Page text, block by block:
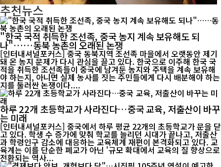
추천뉴스
"한국 국적 취득한 조선족, 중국 농지 계속 보유해도 되
나"……동북 농촌의 오래된 논쟁
[인터내셔널포커스] 중국 동북지역 조선족 마을에서 오랫동안 제기
돼 온 농지 문제가 다시 관심을 끌고 있다. 한국으로 이주해 한국 국
적을 취득한 조선족들이 중국에 남겨둔 농지와 주택을 계속 보유해
야 하는지, 아니면 실제 농사를 짓는 주민들에게 다시 배분해야 하는
지를 둘러싼 논쟁이다....
하루 22개 초등학교가 사라진다…중국 교육, 저출산이 바꾸
는 미래
[인터내셔널포커스] 중국에서 하루 평균 22개의 초등학교가 문을 닫
고 있다. 학생 수 증가에 맞춰 학교를 늘리던 시대가 끝나고, 저출산
과 학령인구 감소에 대응하는 교육체계 재편이 본격화되고 있다. 교
육계는 이를 단순한 폐교가 아닌 '규모 확대에서 교육의 질 향상으로
전환되는 역사...